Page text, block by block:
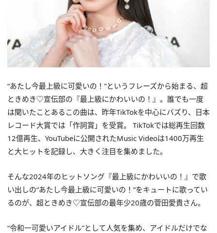
“あたし今最上級に可愛いの！”というフレーズから始まる、超
ときめき♡宣伝部の『最上級にかわいいの！』。誰でも一度
は聞いたことあるこの曲は、昨年TikTokを中心にバズり、日本
レコード大賞では「作詞賞」を受賞。 TikTokでは総再生回数
12億再生、YouTubeに公開されたMusic Videoは1400万再生
と大ヒットを記録し、大きく注目を集めました。
そんな2024年のヒットソング『最上級にかわいいの！』で歌
い出しの“あたし今最上級に可愛いの！”をキュートに歌ってい
るのが、超ときめき♡宣伝部の最年少20歳の菅田愛貴さん。
“令和一可愛いアイドル”として人気を集め、アイドルだけでな